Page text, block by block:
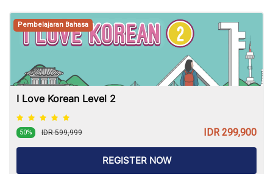
Pembelajaran Bahasa
I Love Korean Level 2
50% IDR 599,999 IDR 299,900
REGISTER NOW